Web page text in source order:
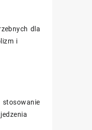
dla
i
stosowanie